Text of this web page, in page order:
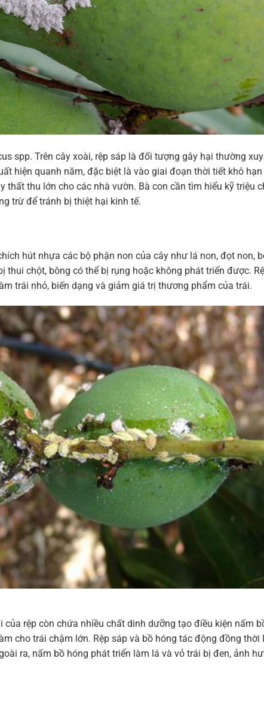
spp. Trên cây xoài, rệp sáp là đối tượng gây hại thường
hiện quanh năm, đặc biệt là vào giai đoạn thời tiết khô hạn
thất thu lớn cho các nhà vườn. Bà con cần tìm hiểu kỹ triệu
trừ để tránh bị thiệt hại kinh tế.
hút nhựa các bộ phận non của cây như lá non, đọt non,
thui chột, bông có thể bị rụng hoặc không phát triển được.
trái nhỏ, biến dạng và giảm giá trị thương phẩm của trái.
rệp còn chứa nhiều chất dinh dưỡng tạo điều kiện nấm
cho trái chậm lớn. Rệp sáp và bồ hóng tác động đồng thời
ra, nấm bồ hóng phát triển làm lá và vỏ trái bị đen, ảnh